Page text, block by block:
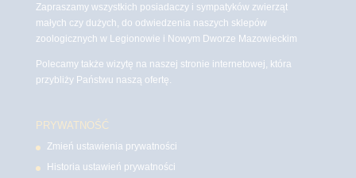
Zapraszamy wszystkich posiadaczy i sympatyków zwierząt
małych czy dużych, do odwiedzenia naszych sklepów
zoologicznych w Legionowie i Nowym Dworze Mazowieckim
Polecamy także wizytę na naszej stronie internetowej, która
przybliży Państwu naszą ofertę.
PRYWATNOŚĆ
Zmień ustawienia prywatności
Historia ustawień prywatności